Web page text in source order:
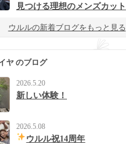
見つける理想のメンズカット
ウルルの新着ブログをもっと見る
ヤ のブログ
2026.5.20
新しい体験！
2026.5.08
ウルル祝14周年